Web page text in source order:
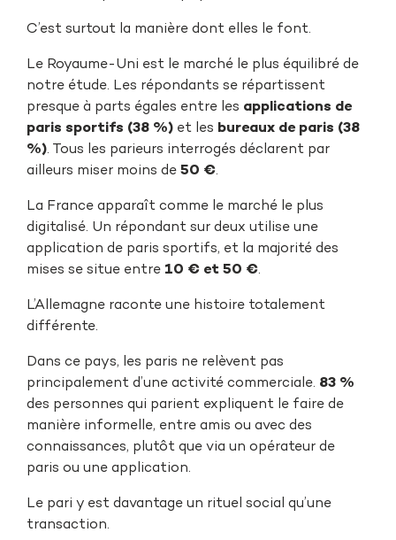
C’est surtout la manière dont elles le font.
Le Royaume-Uni est le marché le plus équilibré de
notre étude. Les répondants se répartissent
presque à parts égales entre les applications de
paris sportifs (38 %) et les bureaux de paris (38
%). Tous les parieurs interrogés déclarent par
ailleurs miser moins de 50 €.
La France apparaît comme le marché le plus
digitalisé. Un répondant sur deux utilise une
application de paris sportifs, et la majorité des
mises se situe entre 10 € et 50 €.
L’Allemagne raconte une histoire totalement
différente.
Dans ce pays, les paris ne relèvent pas
principalement d’une activité commerciale. 83 %
des personnes qui parient expliquent le faire de
manière informelle, entre amis ou avec des
connaissances, plutôt que via un opérateur de
paris ou une application.
Le pari y est davantage un rituel social qu’une
transaction.